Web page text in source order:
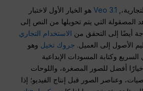
Veo 3.1 هو الخيار الأول لاختبار
المصقولة التي يتم تحويلها من النص إلى
أيضًا إلى التحقق من الاستخدام التجاري
الأصول إلى العميل. جروك تخيل وهو
وكتابة المسودات الإبداعية
أفضل للصور المصغرة، واللوحات
وعناصر الصور قبل إنتاج الفيديو؛ إذا